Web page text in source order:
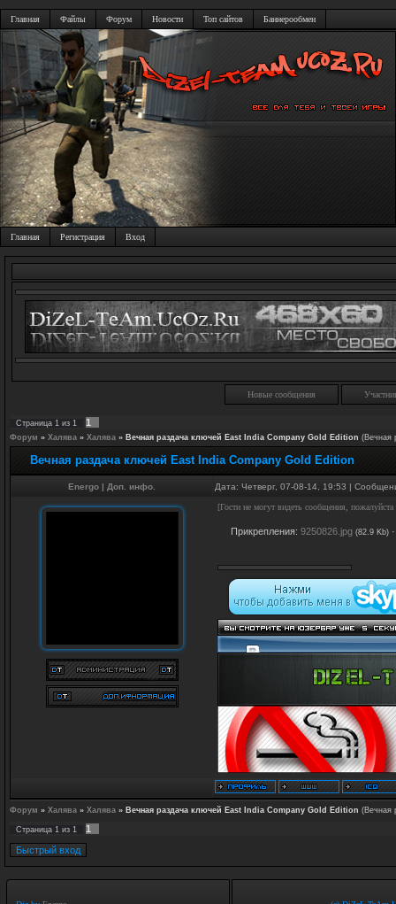
Главная Файлы Форум Новости Топ сайтов Баннерообмен
Главная Регистрация Вход
Новые сообщения
Страница 1 из 1 1
Форум » Халява » Халява » Вечная раздача ключей East India Сompany Gold Edition (Вечная
Вечная раздача ключей East India Сompany Gold Edition
Energo | Доп. инфо. Дата: Четверг, 07-08-14, 19:53 |
[Гости не могут видеть сообщения, пожалуйста
Прикрепления: 9250826.jpg (82.9 Kb)
Форум » Халява » Халява » Вечная раздача ключей East India Сompany Gold Edition (Вечная
Страница 1 из 1 1